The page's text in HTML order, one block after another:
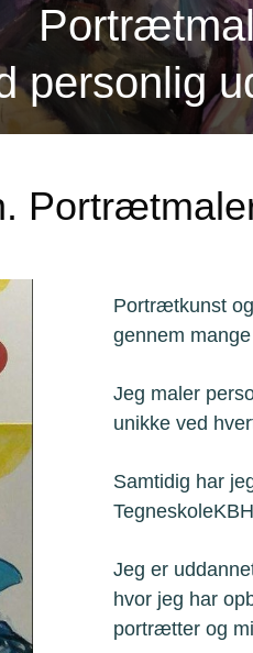
personlig
Portrætkunst
gennem
Jeg maler
unikke ved
Samtidig har
Jeg er
hvor jeg har
portrætter og